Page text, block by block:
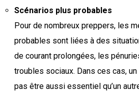
Scénarios plus probables
Pour de nombreux preppers, les
probables sont liées à des
de courant prolongées, les
troubles sociaux. Dans ces cas,
pas être aussi essentiel qu’un